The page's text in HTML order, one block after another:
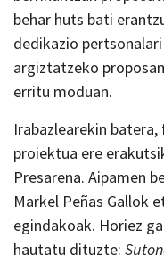
behar huts bati
dedikazio
argiztatzeko
erritu moduan.
Irabazlearekin
proiektua ere
Presarena. Aipamen
Markel Peñas Gallok
egindakoak. Horiez
hautatu dituzte: S